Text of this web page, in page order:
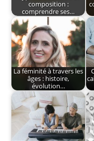
composition :
comprendre ses…
La féminité à travers les
âges : histoire,
évolution…